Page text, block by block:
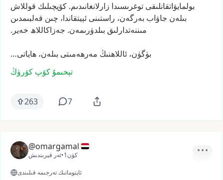
بولمايۋاتقانلىقى توغرىسىدا زارلانغانىدىم. كۆپچىلىك قوللاش
بىلەن جاۋاب بەرگەن، راستىنى ئېيتقاندا، چىن قەلبىمدىن
مىننەتدارلىق بىلدۈرىمەن. جەزاكاللاھ خەير.
بۈگۈن، ئاللاھنىڭ مەرھەمىتى بىلەن، ھاياتى…
تېخىمۇ كۆپ كۆرۈڭ
263 7
@omargamal
ئەر قېرىندىش• 1كۈن
ئاپتوماتىك تەرجىمە قىلىندى